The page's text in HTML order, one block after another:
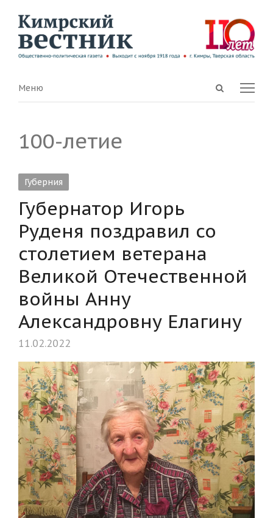
Open
Menu
Меню
100-летие
Губерния
Губернатор Игорь
Руденя поздравил со
столетием ветерана
Великой Отечественной
войны Анну
Александровну Елагину
11.02.2022